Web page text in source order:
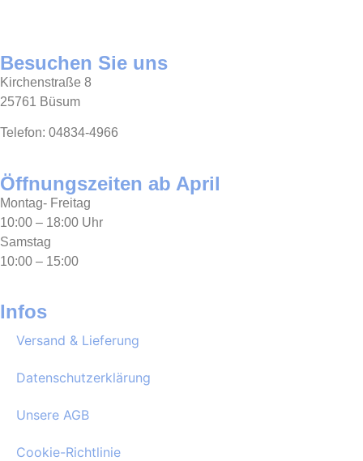
Besuchen Sie uns
Kirchenstraße 8
25761 Büsum
Telefon: 04834-4966
Öffnungszeiten ab April
Montag- Freitag
10:00 – 18:00 Uhr
Samstag
10:00 – 15:00
Infos
Versand & Lieferung
Datenschutzerklärung
Unsere AGB
Cookie-Richtlinie